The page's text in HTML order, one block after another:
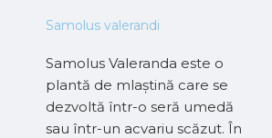
Samolus valerandi
Samolus Valeranda este o
plantă de mlaștină care se
dezvoltă într-o seră umedă
sau într-un acvariu scăzut. În